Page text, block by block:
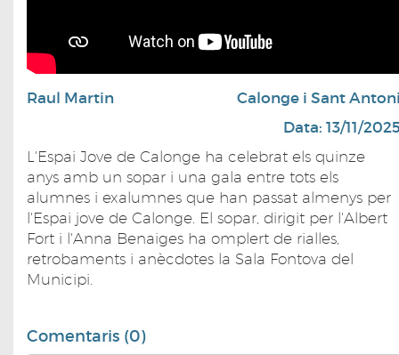
Raul Martin
Calonge i Sant
Data: 13/11/
L'Espai Jove de Calonge ha celebrat els quinze
anys amb un sopar i una gala entre tots els
alumnes i exalumnes que han passat almenys per
l'Espai jove de Calonge. El sopar, dirigit per l'Albert
Fort i l'Anna Benaiges ha omplert de rialles,
retrobaments i anècdotes la Sala Fontova del
Municipi.
Comentaris (0)